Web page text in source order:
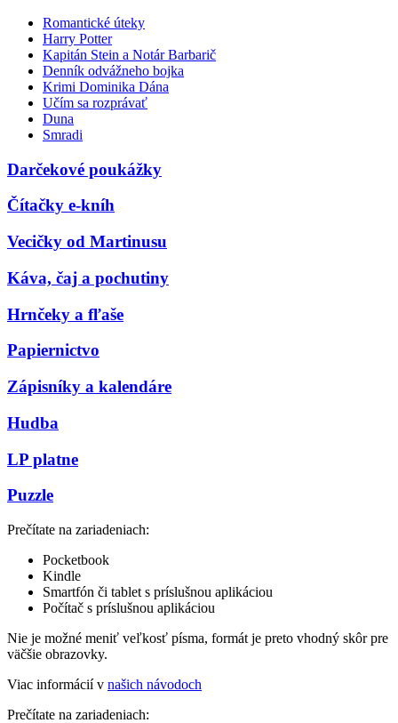
Romantické úteky
Harry Potter
Kapitán Stein a Notár Barbarič
Denník odvážneho bojka
Krimi Dominika Dána
Učím sa rozprávať
Duna
Smradi
Darčekové poukážky
Čítačky e-kníh
Vecičky od Martinusu
Káva, čaj a pochutiny
Hrnčeky a fľaše
Papiernictvo
Zápisníky a kalendáre
Hudba
LP platne
Puzzle
Prečítate na zariadeniach:
Pocketbook
Kindle
Smartfón či tablet s príslušnou aplikáciou
Počítač s príslušnou aplikáciou
Nie je možné meniť veľkosť písma, formát je preto vhodný skôr pre
väčšie obrazovky.
Viac informácií v našich návodoch
Prečítate na zariadeniach: